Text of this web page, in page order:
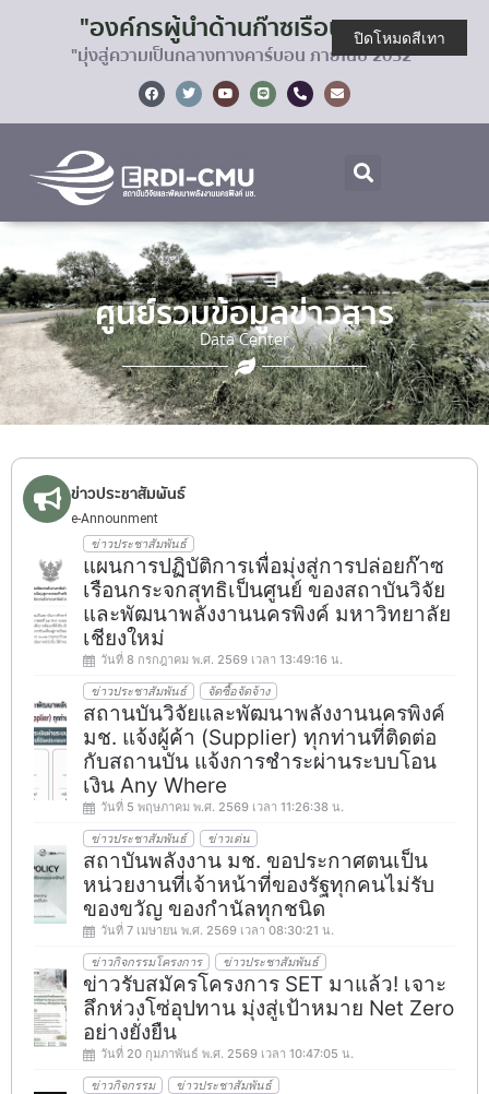
"องค์กรผู้นำด้านก๊าซเรือนกระจก
"มุ่งสู่ความเป็นกลางทางคาร์บอน ภายในปี 2032"
ศูนย์รวมข้อมูลข่าวสาร
Data Center
ข่าวประชาสัมพันธ์
e-Announment
ข่าวประชาสัมพันธ์
แผนการปฏิบัติการเพื่อมุ่งสู่การปล่อยก๊าซ
เรือนกระจกสุทธิเป็นศูนย์ ของสถาบันวิจัย
และพัฒนาพลังงานนครพิงค์ มหาวิทยาลัย
เชียงใหม่
วันที่ 8 กรกฎาคม พ.ศ. 2569 เวลา 13:49:16 น.
ข่าวประชาสัมพันธ์ จัดซื้อจัดจ้าง
สถานบันวิจัยและพัฒนาพลังงานนครพิงค์
มช. แจ้งผู้ค้า (Supplier) ทุกท่านที่ติดต่อ
กับสถานบัน แจ้งการชำระผ่านระบบโอน
เงิน Any Where
วันที่ 5 พฤษภาคม พ.ศ. 2569 เวลา 11:26:38 น.
ข่าวประชาสัมพันธ์ ข่าวเด่น
สถาบันพลังงาน มช. ขอประกาศตนเป็น
หน่วยงานที่เจ้าหน้าที่ของรัฐทุกคนไม่รับ
ของขวัญ ของกำนัลทุกชนิด
วันที่ 7 เมษายน พ.ศ. 2569 เวลา 08:30:21 น.
ข่าวกิจกรรมโครงการ ข่าวประชาสัมพันธ์
ข่าวรับสมัครโครงการ SET มาแล้ว! เจาะ
ลึกห่วงโซ่อุปทาน มุ่งสู่เป้าหมาย Net Zero
อย่างยั่งยืน
วันที่ 20 กุมภาพันธ์ พ.ศ. 2569 เวลา 10:47:05 น.
ข่าวกิจกรรม ข่าวประชาสัมพันธ์
ปิดโหมดสีเทา